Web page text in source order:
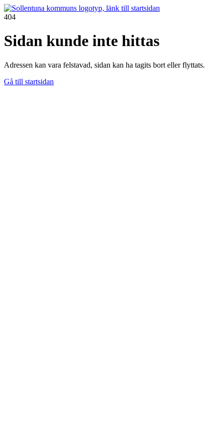
404
Sidan kunde inte hittas
Adressen kan vara felstavad, sidan kan ha tagits bort eller flyttats.
Gå till startsidan